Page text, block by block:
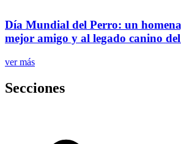
Día Mundial del Perro: un
mejor amigo y al legado canino
ver más
Secciones